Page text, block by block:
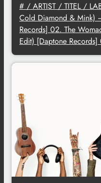
# / ARTIST / TITEL /
Cold Diamond & Mink)
Records] 02. The
Edit) [Daptone